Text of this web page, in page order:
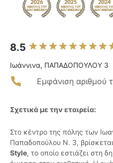
8.5
Ιωάννινα, ΠΑΠΑΔΟΠΟΥΛΟΥ 3
Εμφάνιση αριθμού
Σχετικά με την εταιρεία:
Στο κέντρο της πόλης των
Παπαδοπούλου Ν. 3,
Style, το οποίο εστιάζει στη